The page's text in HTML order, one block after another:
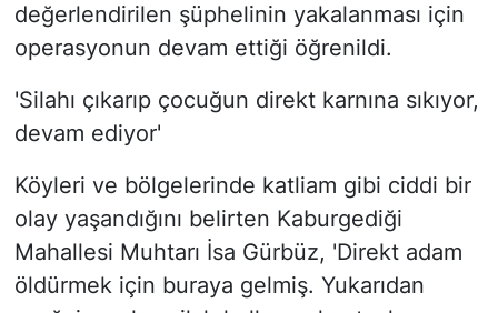
değerlendirilen şüphelinin yakalanması için
operasyonun devam ettiği öğrenildi.
'Silahı çıkarıp çocuğun direkt karnına sıkıyor,
devam ediyor'
Köyleri ve bölgelerinde katliam gibi ciddi bir
olay yaşandığını belirten Kaburgediği
Mahallesi Muhtarı İsa Gürbüz, 'Direkt adam
öldürmek için buraya gelmiş. Yukarıdan